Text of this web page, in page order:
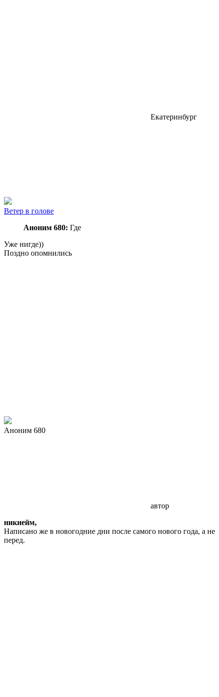
Екатеринбург
Ветер в голове
Аноним 680: Где
Уже нигде))
Поздно опомнились
Аноним 680
автор
никнейм,
Написано же в новогодние дни после самого нового года, а не
перед.